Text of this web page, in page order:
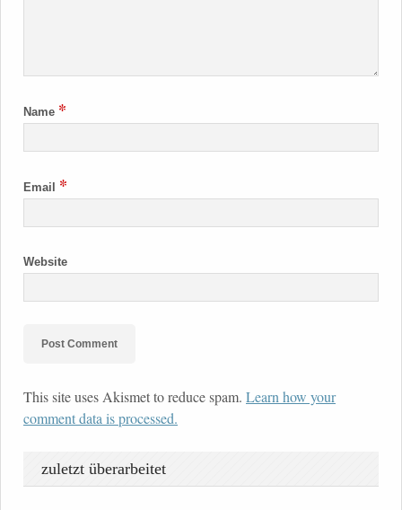
Name *
Email *
Website
This site uses Akismet to reduce spam. Learn how your
comment data is processed.
zuletzt überarbeitet